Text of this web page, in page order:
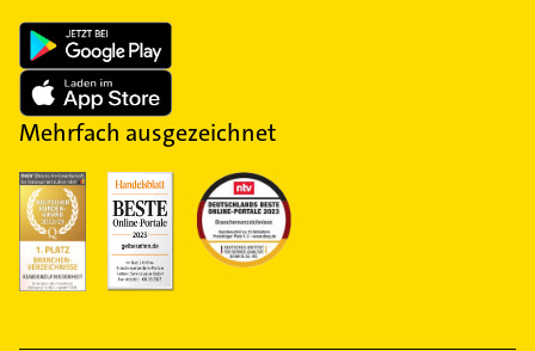
Mehrfach ausgezeichnet